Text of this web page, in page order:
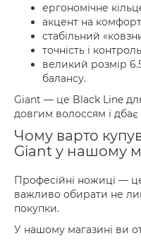
ергономічне
акцент на
стабільний
точність і
великий розмір
балансу.
Giant — це Black Line
довгим волоссям і
Чому варто
Giant у нашому
Професійні ножиці —
важливо обирати не
покупки.
У нашому магазині ви